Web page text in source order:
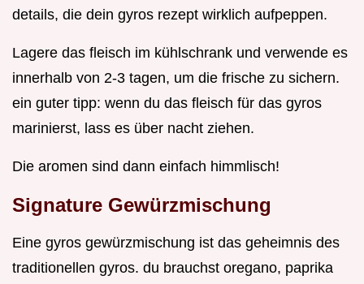
details, die dein gyros rezept wirklich aufpeppen.
Lagere das fleisch im kühlschrank und verwende es
innerhalb von 2-3 tagen, um die frische zu sichern.
ein guter tipp: wenn du das fleisch für das gyros
marinierst, lass es über nacht ziehen.
Die aromen sind dann einfach himmlisch!
Signature Gewürzmischung
Eine gyros gewürzmischung ist das geheimnis des
traditionellen gyros. du brauchst oregano, paprika